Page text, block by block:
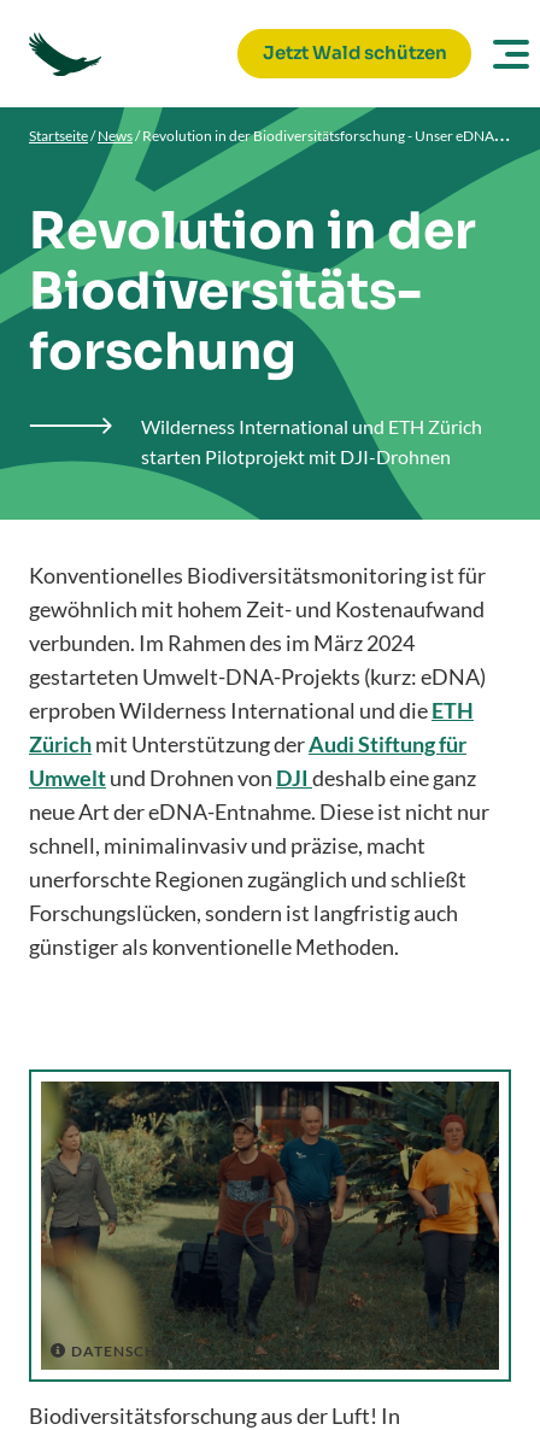
Jetzt Wald schützen
Startseite/News/Revolution in der Biodiversitätsforschung - Unser eDNA-Projekt
Revolution in der
Biodiversitäts-
forschung

Wilderness International und ETH Zürich
starten Pilotprojekt mit DJI-Drohnen
Konventionelles Biodiversitätsmonitoring ist für
gewöhnlich mit hohem Zeit- und Kostenaufwand
verbunden. Im Rahmen des im März 2024
gestarteten Umwelt-DNA-Projekts (kurz: eDNA)
erproben Wilderness International und dieETH
Zürichmit Unterstützung derAudi Stiftung für
Umweltund Drohnen von DJI deshalb eine ganz
neue Art der eDNA-Entnahme. Diese ist nicht nur
schnell, minimalinvasiv und präzise, macht
unerforschte Regionen zugänglich und schließt
Forschungslücken, sondern ist langfristig auch
günstiger als konventionelle Methoden.

 DATENSCHUTZ
Biodiversitätsforschung aus der Luft! In